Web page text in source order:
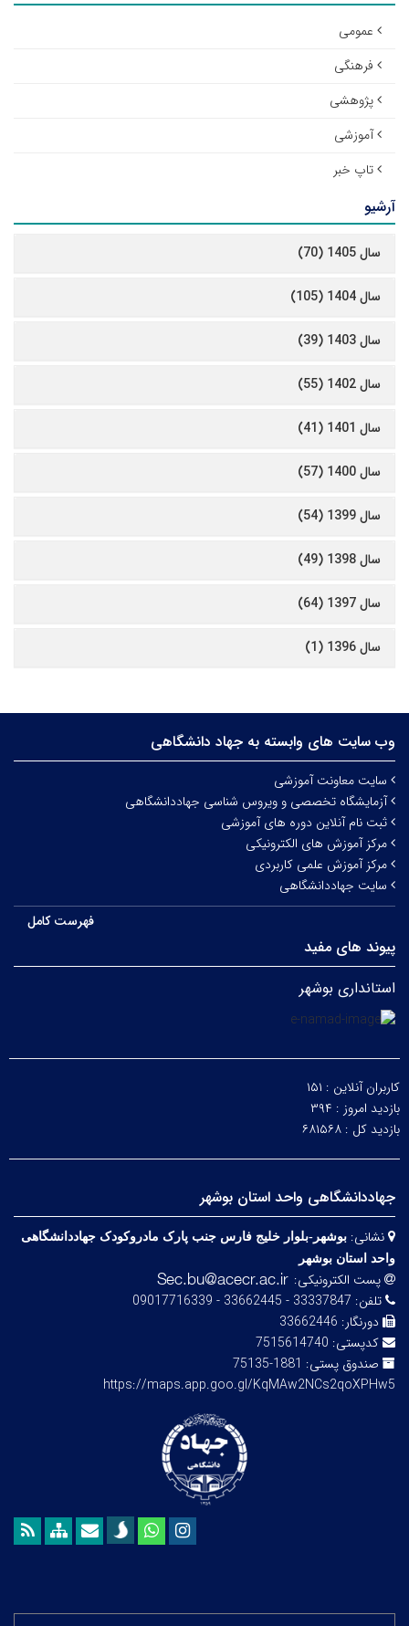
عمومی
فرهنگی
پژوهشی
آموزشی
تاپ خبر
آرشیو
سال 1405 (70)
سال 1404 (105)
سال 1403 (39)
سال 1402 (55)
سال 1401 (41)
سال 1400 (57)
سال 1399 (54)
سال 1398 (49)
سال 1397 (64)
سال 1396 (1)
وب سایت های وابسته به جهاد دانشگاهی
سایت معاونت آموزشی
آزمایشگاه تخصصی و ویروس شناسی جهاددانشگاهی
ثبت نام آنلاین دوره های آموزشی
مرکز آموزش های الکترونیکی
مرکز آموزش علمی کاربردی
سایت جهاددانشگاهی
فهرست کامل
پیوند های مفید
استانداری بوشهر
کاربران آنلاین : ۱۵۱
بازدید امروز : ۳۹۴
بازدید کل : ۶۸۱۵۶۸
جهاددانشگاهی واحد استان بوشهر
نشانی: بوشهر-بلوار خلیج فارس­ جنب ­پارک مادروکودک جهاددانشگاهی
واحد استان بوشهر
پست الکترونیکی:
تلفن: 33337847 - 33662445 - 09017716339
دورنگار: 33662446
کدپستی: 7515614740
صندوق پستی: 1881-75135
https://maps.app.goo.gl/KqMAw2NCs2qoXPHw5